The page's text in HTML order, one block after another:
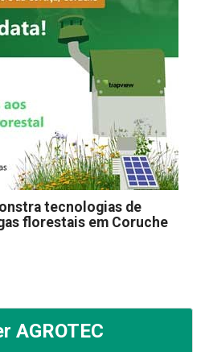
tecnologias de
florestais em Coruche
AGROTEC